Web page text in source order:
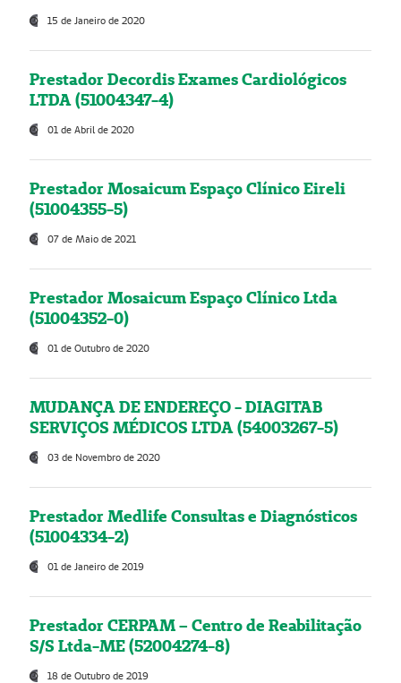
15 de Janeiro de 2020
Prestador Decordis Exames Cardiológicos
LTDA (51004347-4)
01 de Abril de 2020
Prestador Mosaicum Espaço Clínico Eireli
(51004355-5)
07 de Maio de 2021
Prestador Mosaicum Espaço Clínico Ltda
(51004352-0)
01 de Outubro de 2020
MUDANÇA DE ENDEREÇO - DIAGITAB
SERVIÇOS MÉDICOS LTDA (54003267-5)
03 de Novembro de 2020
Prestador Medlife Consultas e Diagnósticos
(51004334-2)
01 de Janeiro de 2019
Prestador CERPAM – Centro de Reabilitação
S/S Ltda-ME (52004274-8)
18 de Outubro de 2019